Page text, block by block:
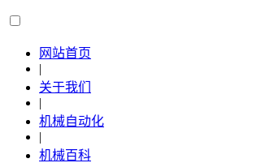
网站首页
|
关于我们
|
机械自动化
|
机械百科